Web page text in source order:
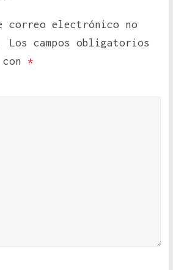
correo electrónico no
Los campos obligatorios
*